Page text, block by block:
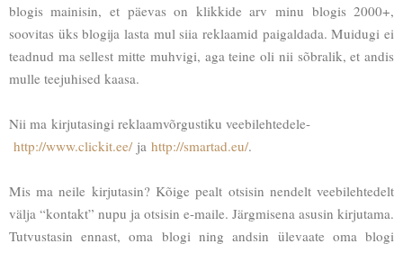
blogis mainisin, et päevas on klikkide arv minu blogis 2000+,
soovitas üks blogija lasta mul siia reklaamid paigaldada. Muidugi ei
teadnud ma sellest mitte muhvigi, aga teine oli nii sõbralik, et andis
mulle teejuhised kaasa.
Nii ma kirjutasingi reklaamvõrgustiku veebilehtedele-
http://www.clickit.ee/ja http://smartad.eu/.
Mis ma neile kirjutasin? Kõige pealt otsisin nendelt veebilehtedelt
välja “kontakt” nupu ja otsisin e-maile. Järgmisena asusin kirjutama.
Tutvustasin ennast, oma blogi ning andsin ülevaate oma blogi